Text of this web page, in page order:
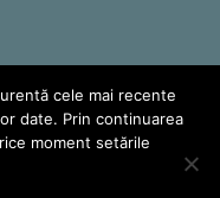
cele mai recente
date. Prin continuarea
moment setările